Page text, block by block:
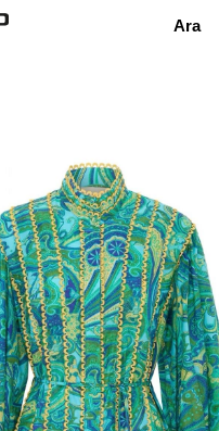
Uzun Kollu Dik Yakalı Desenli Premium Mini